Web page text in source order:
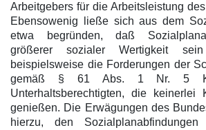
Arbeitgebers für die Arbeitsleistung
Ebensowenig ließe sich aus dem
etwa begründen, daß
größerer sozialer Wertigkeit
beispielsweise die Forderungen der
gemäß § 61 Abs. 1 Nr. 5
Unterhaltsberechtigten, die keinerlei
genießen. Die Erwägungen des
hierzu, den